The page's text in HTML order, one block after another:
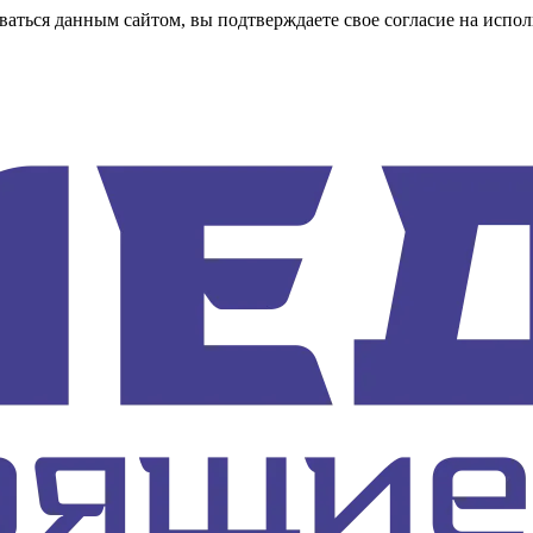
данным сайтом, вы подтверждаете свое согласие на